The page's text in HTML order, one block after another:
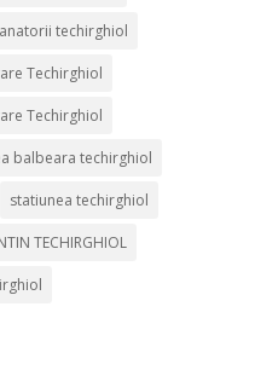
techirghiol
Techirghiol
Techirghiol
balbeara techirghiol
statiunea techirghiol
TECHIRGHIOL